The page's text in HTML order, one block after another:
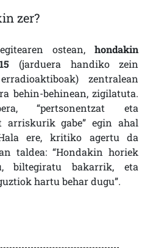
zer?
ostean,hondakin
(jarduera handiko zein
zentralean
behin-behinean, zigilatuta.
“pertsonentzat eta
arriskurik gabe” egin ahal
ere, kritiko agertu da
taldea: “Hondakin horiek
biltegiratu bakarrik, eta
hartu behar dugu”.